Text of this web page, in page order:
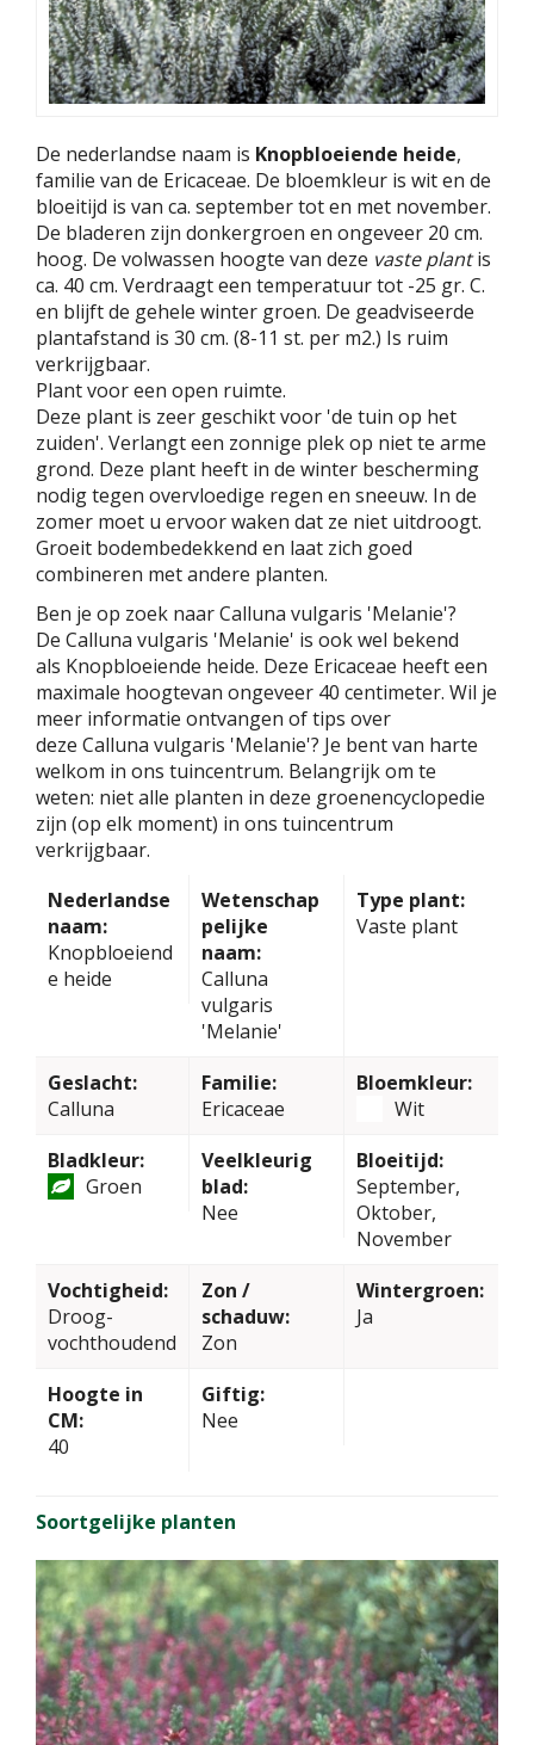
De nederlandse naam is Knopbloeiende heide,
familie van de Ericaceae. De bloemkleur is wit en de
bloeitijd is van ca. september tot en met november.
De bladeren zijn donkergroen en ongeveer 20 cm.
hoog. De volwassen hoogte van deze vaste plantis
ca. 40 cm. Verdraagt een temperatuur tot -25 gr. C.
en blijft de gehele winter groen. De geadviseerde
plantafstand is 30 cm. (8-11 st. per m2.) Is ruim
verkrijgbaar.
Plant voor een open ruimte.
Deze plant is zeer geschikt voor 'de tuin op het
zuiden'. Verlangt een zonnige plek op niet te arme
grond. Deze plant heeft in de winter bescherming
nodig tegen overvloedige regen en sneeuw. In de
zomer moet u ervoor waken dat ze niet uitdroogt.
Groeit bodembedekkend en laat zich goed
combineren met andere planten.
Ben je op zoek naar Calluna vulgaris 'Melanie'?
De Calluna vulgaris 'Melanie' is ook wel bekend
als Knopbloeiende heide. Deze Ericaceae heeft een
maximale hoogtevan ongeveer 40 centimeter. Wil je
meer informatie ontvangen of tips over
deze Calluna vulgaris 'Melanie'? Je bent van harte
welkom in ons tuincentrum. Belangrijk om te
weten: niet alle planten in deze groenencyclopedie
zijn (op elk moment) in ons tuincentrum
verkrijgbaar.
Nederlandse
naam:
Knopbloeiend
e heide
Wetenschap
pelijke
naam:
Calluna
vulgaris
'Melanie'
Type plant:
Vaste plant
Geslacht:
Calluna
Familie:
Ericaceae
Bloemkleur:
Wit
Bladkleur:
Groen
Veelkleurig
blad:
Nee
Bloeitijd:
September,
Oktober,
November
Vochtigheid:
Droog-
vochthoudend
Zon /
schaduw:
Zon
Wintergroen:
Ja
Hoogte in
CM:
40
Giftig:
Nee
Soortgelijke planten